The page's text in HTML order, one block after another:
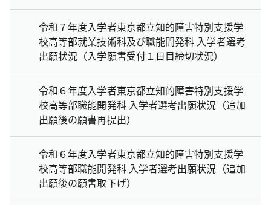
令和７年度入学者東京都立知的障害特別支援学
校高等部就業技術科及び職能開発科 入学者選考
出願状況（入学願書受付１日目締切状況）
令和６年度入学者東京都立知的障害特別支援学
校高等部職能開発科 入学者選考出願状況（追加
出願後の願書再提出）
令和６年度入学者東京都立知的障害特別支援学
校高等部職能開発科 入学者選考出願状況（追加
出願後の願書取下げ）